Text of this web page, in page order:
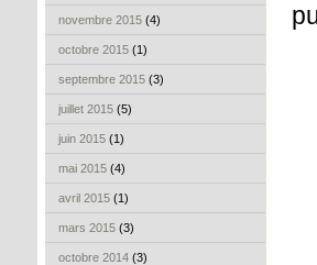
novembre 2015 (4)
octobre 2015 (1)
septembre 2015 (3)
juillet 2015 (5)
juin 2015 (1)
mai 2015 (4)
avril 2015 (1)
mars 2015 (3)
octobre 2014 (3)